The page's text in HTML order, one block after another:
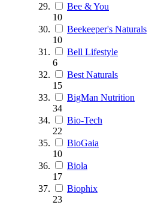
Bee & You
10
Beekeeper's Naturals
10
Bell Lifestyle
6
Best Naturals
15
BigMan Nutrition
34
Bio-Tech
22
BioGaia
10
Biola
17
Biophix
23